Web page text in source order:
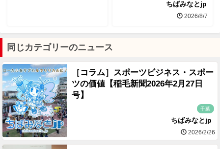
ちばみなとjp
2026/8/7
同じカテゴリーのニュース
［コラム］スポーツビジネス・スポー
ツの価値【稲毛新聞2026年2月27日
号】
千葉
ちばみなとjp
2026/2/26